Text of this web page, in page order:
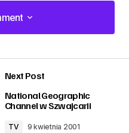
Next Post
National Geographic
Channel w Szwajcarii
TV 9 kwietnia 2001